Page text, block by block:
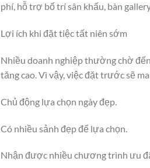
phí, hỗ trợ bố trí sân khấu, bàn
Lợi ích khi đặt tiệc tất niên sớm
Nhiều doanh nghiệp thường chờ
tăng cao. Vì vậy, việc đặt trước sẽ
Chủ động lựa chọn ngày đẹp.
Có nhiều sảnh đẹp để lựa chọn.
Nhận được nhiều chương trình ưu